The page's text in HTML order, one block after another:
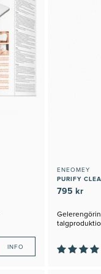
INFO
ENEOMEY
PURIFY
795 kr